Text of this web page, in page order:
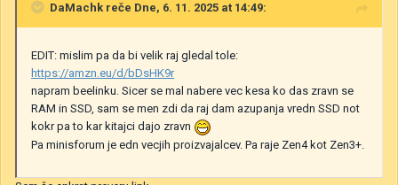
DaMachk reče Dne, 6. 11. 2025 at 14:49:
EDIT: mislim pa da bi velik raj gledal tole:
https://amzn.eu/d/bDsHK9r
napram beelinku. Sicer se mal nabere vec kesa ko das zravn se
RAM in SSD, sam se men zdi da raj dam azupanja vredn SSD not
kokr pa to kar kitajci dajo zravn
Pa minisforum je edn vecjih proizvajalcev. Pa raje Zen4 kot Zen3+.